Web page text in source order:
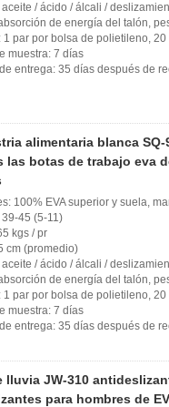
/ ácido / álcali /
de energía del talón,
1 par por bolsa de polietileno,
muestra: 7 días
entrega: 35 días después de
alimentaria blanca SQ-
las botas de trabajo eva
100% EVA superior y suela,
45 (5-11)
kgs / pr
cm (promedio)
/ ácido / álcali /
de energía del talón,
1 par por bolsa de polietileno,
muestra: 7 días
entrega: 35 días después de
lluvia JW-310
para hombres de